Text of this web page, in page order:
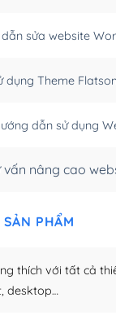
sửa website
dụng Theme
dẫn sử dụng
vấn nâng cao
PHẨM
thích với tất cả
desktop…